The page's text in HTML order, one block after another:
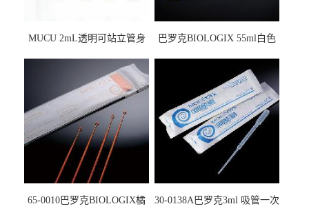
MUCU 2mL透明可站立管身
巴罗克BIOLOGIX 55ml白色
马射线灭菌25-0051
65-0010巴罗克BIOLOGIX橘
30-0138A巴罗克3ml 吸管一次